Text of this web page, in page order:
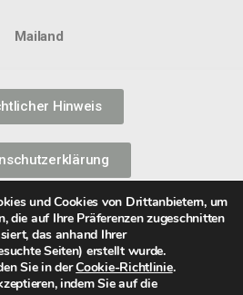
Mailand
Hinweis
Richtlinie
und Cookies von Drittanbietern, um
die auf Ihre Präferenzen zugeschnitten
das anhand Ihrer
Seiten) erstellt wurde.
Sie in derCookie-Richtlinie.
indem Sie auf die